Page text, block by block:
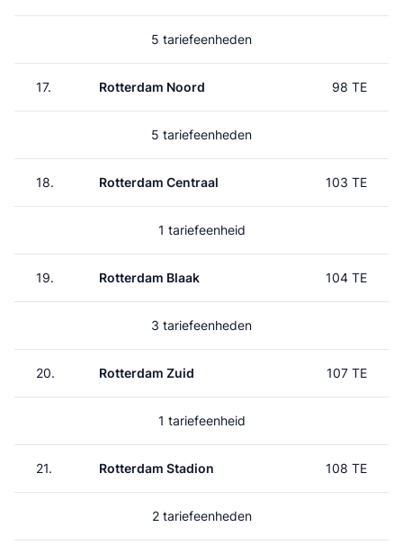
5 tariefeenheden
17. Rotterdam Noord 98 TE
5 tariefeenheden
18. Rotterdam Centraal 103 TE
1 tariefeenheid
19. Rotterdam Blaak 104 TE
3 tariefeenheden
20. Rotterdam Zuid 107 TE
1 tariefeenheid
21. Rotterdam Stadion 108 TE
2 tariefeenheden